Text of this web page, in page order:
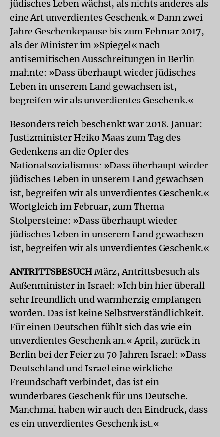
jüdisches Leben wächst, als nichts anderes als
eine Art unverdientes Geschenk.« Dann zwei
Jahre Geschenkepause bis zum Februar 2017,
als der Minister im »Spiegel« nach
antisemitischen Ausschreitungen in Berlin
mahnte: »Dass überhaupt wieder jüdisches
Leben in unserem Land gewachsen ist,
begreifen wir als unverdientes Geschenk.«
Besonders reich beschenkt war 2018. Januar:
Justizminister Heiko Maas zum Tag des
Gedenkens an die Opfer des
Nationalsozialismus: »Dass überhaupt wieder
jüdisches Leben in unserem Land gewachsen
ist, begreifen wir als unverdientes Geschenk.«
Wortgleich im Februar, zum Thema
Stolpersteine: »Dass überhaupt wieder
jüdisches Leben in unserem Land gewachsen
ist, begreifen wir als unverdientes Geschenk.«
ANTRITTSBESUCHMärz, Antrittsbesuch als
Außenminister in Israel: »Ich bin hier überall
sehr freundlich und warmherzig empfangen
worden. Das ist keine Selbstverständlichkeit.
Für einen Deutschen fühlt sich das wie ein
unverdientes Geschenk an.« April, zurück in
Berlin bei der Feier zu 70 Jahren Israel: »Dass
Deutschland und Israel eine wirkliche
Freundschaft verbindet, das ist ein
wunderbares Geschenk für uns Deutsche.
Manchmal haben wir auch den Eindruck, dass
es ein unverdientes Geschenk ist.«